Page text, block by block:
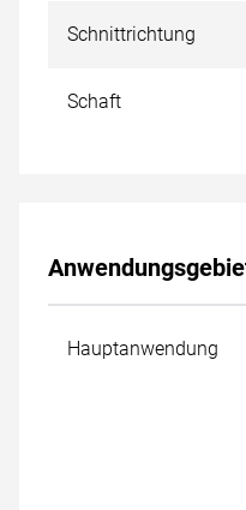
Schnittrichtung
Schaft
Hauptanwendung